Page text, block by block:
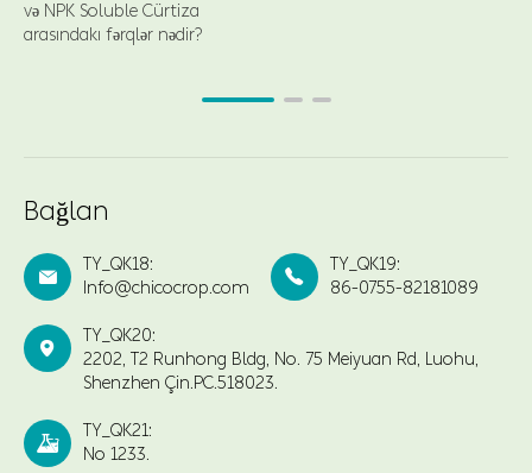
və NPK Soluble Cürtiza
arasındakı fərqlər nədir?
Bağlan

TY_QK18:
Info@chicocrop.com

TY_QK19:
86-0755-82181089

TY_QK20:
2202, T2 Runhong Bldg, No. 75 Meiyuan Rd, Luohu,
Shenzhen Çin.PC.518023.

TY_QK21:
No 1233.